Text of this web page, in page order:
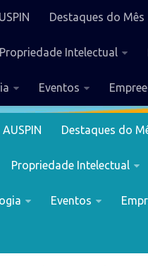
Destaques do Mês
Propriedade Intelectual
Eventos
AUSPIN Destaques do
Propriedade Intelectual
Eventos